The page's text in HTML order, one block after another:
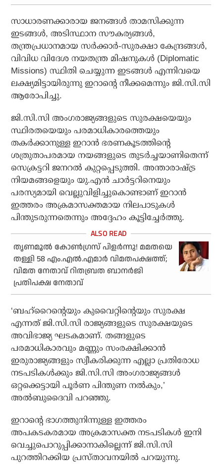
സാധാരണക്കാരായ ജനങ്ങൾ താമസിക്കുന്ന
ഇടങ്ങൾ, അടിസ്ഥാന സൗകര്യങ്ങൾ,
തന്ത്രപ്രധാനമായ സർക്കാർ-സുരക്ഷാ കേന്ദ്രങ്ങൾ,
വിവിധ വിദേശ നയതന്ത്ര മിഷനുകൾ (Diplomatic
Missions) സ്ഥിതി ചെയ്യുന്ന ഇടങ്ങൾ എന്നിവയെ
ലക്ഷ്യമിട്ടായിരുന്നു ഇറാന്റെ നീക്കമെന്നും ജി.സി.സി
ആരോപിച്ചു.
ജി.സി.സി അംഗരാജ്യങ്ങളുടെ സുരക്ഷയെയും
സ്ഥിരതയെയും പരമാധികാരത്തെയും
തകർക്കാനുള്ള ഇറാൻ ഭരണകൂടത്തിന്റെ
ശത്രുതാപരമായ നയങ്ങളുടെ തുടർച്ചയാണിതെന്ന്
സെക്രട്ടറി ജനറൽ കുറ്റപ്പെടുത്തി. അന്താരാഷ്ട്ര
നിയമങ്ങളെയും യു.എൻ ചാർട്ടറിനെയും
പരസ്യമായി വെല്ലുവിളിച്ചുകൊണ്ടാണ് ഇറാൻ
ഇത്തരം അക്രമാസക്തമായ നിലപാടുകൾ
പിന്തുടരുന്നതെന്നും അദ്ദേഹം കൂട്ടിച്ചേർത്തു.
തൃണമൂൽ കോൺഗ്രസ് പിളർന്നു! മമതയെ
തള്ളി 58 എം.എൽ.എമാർ വിമതപക്ഷത്ത്;
വിമത നേതാവ് റിതബ്രത ബാനർജി
പ്രതിപക്ഷ നേതാവ്
‘ബഹ്‌റൈന്റെയും കുവൈറ്റിന്റെയും സുരക്ഷ
എന്നത് ജി.സി.സി രാജ്യങ്ങളുടെ സുരക്ഷയുടെ
അവിഭാജ്യ ഘടകമാണ്. തങ്ങളുടെ
പരമാധികാരവും മണ്ണും സംരക്ഷിക്കാൻ
ഇരുരാജ്യങ്ങളും സ്വീകരിക്കുന്ന എല്ലാ പ്രതിരോധ
നടപടികൾക്കും ജി.സി.സി അംഗരാജ്യങ്ങൾ
ഒറ്റക്കെട്ടായി പൂർണ പിന്തുണ നൽകും,’
അൽബുദൈവി പറഞ്ഞു.
ഇറാന്റെ ഭാഗത്തുനിന്നുള്ള ഇത്തരം
അപകടകരമായ അക്രമാസക്ത നടപടികൾ ഇനി
വെച്ചുപൊറുപ്പിക്കാനാകില്ലെന്ന് ജി.സി.സി
പുറത്തിറക്കിയ പ്രസ്താവനയിൽ പറയുന്നു.